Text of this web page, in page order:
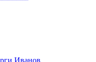
Иванов